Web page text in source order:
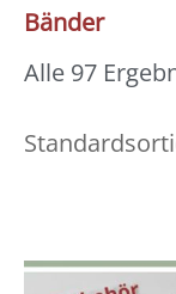
Bänder
Alle 97